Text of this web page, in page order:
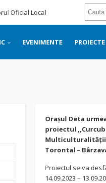
Oficial Local
EVENIMENTE
Orașul Deta
proiectul
Multiculturalității
Torontal –
Proiectul se va
14.09.2023 –